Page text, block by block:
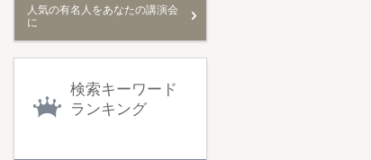
人気の有名人をあなたの講演会
に
検索キーワード
ランキング